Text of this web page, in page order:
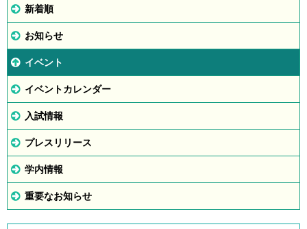
新着順
お知らせ
イベント
イベントカレンダー
入試情報
プレスリリース
学内情報
重要なお知らせ